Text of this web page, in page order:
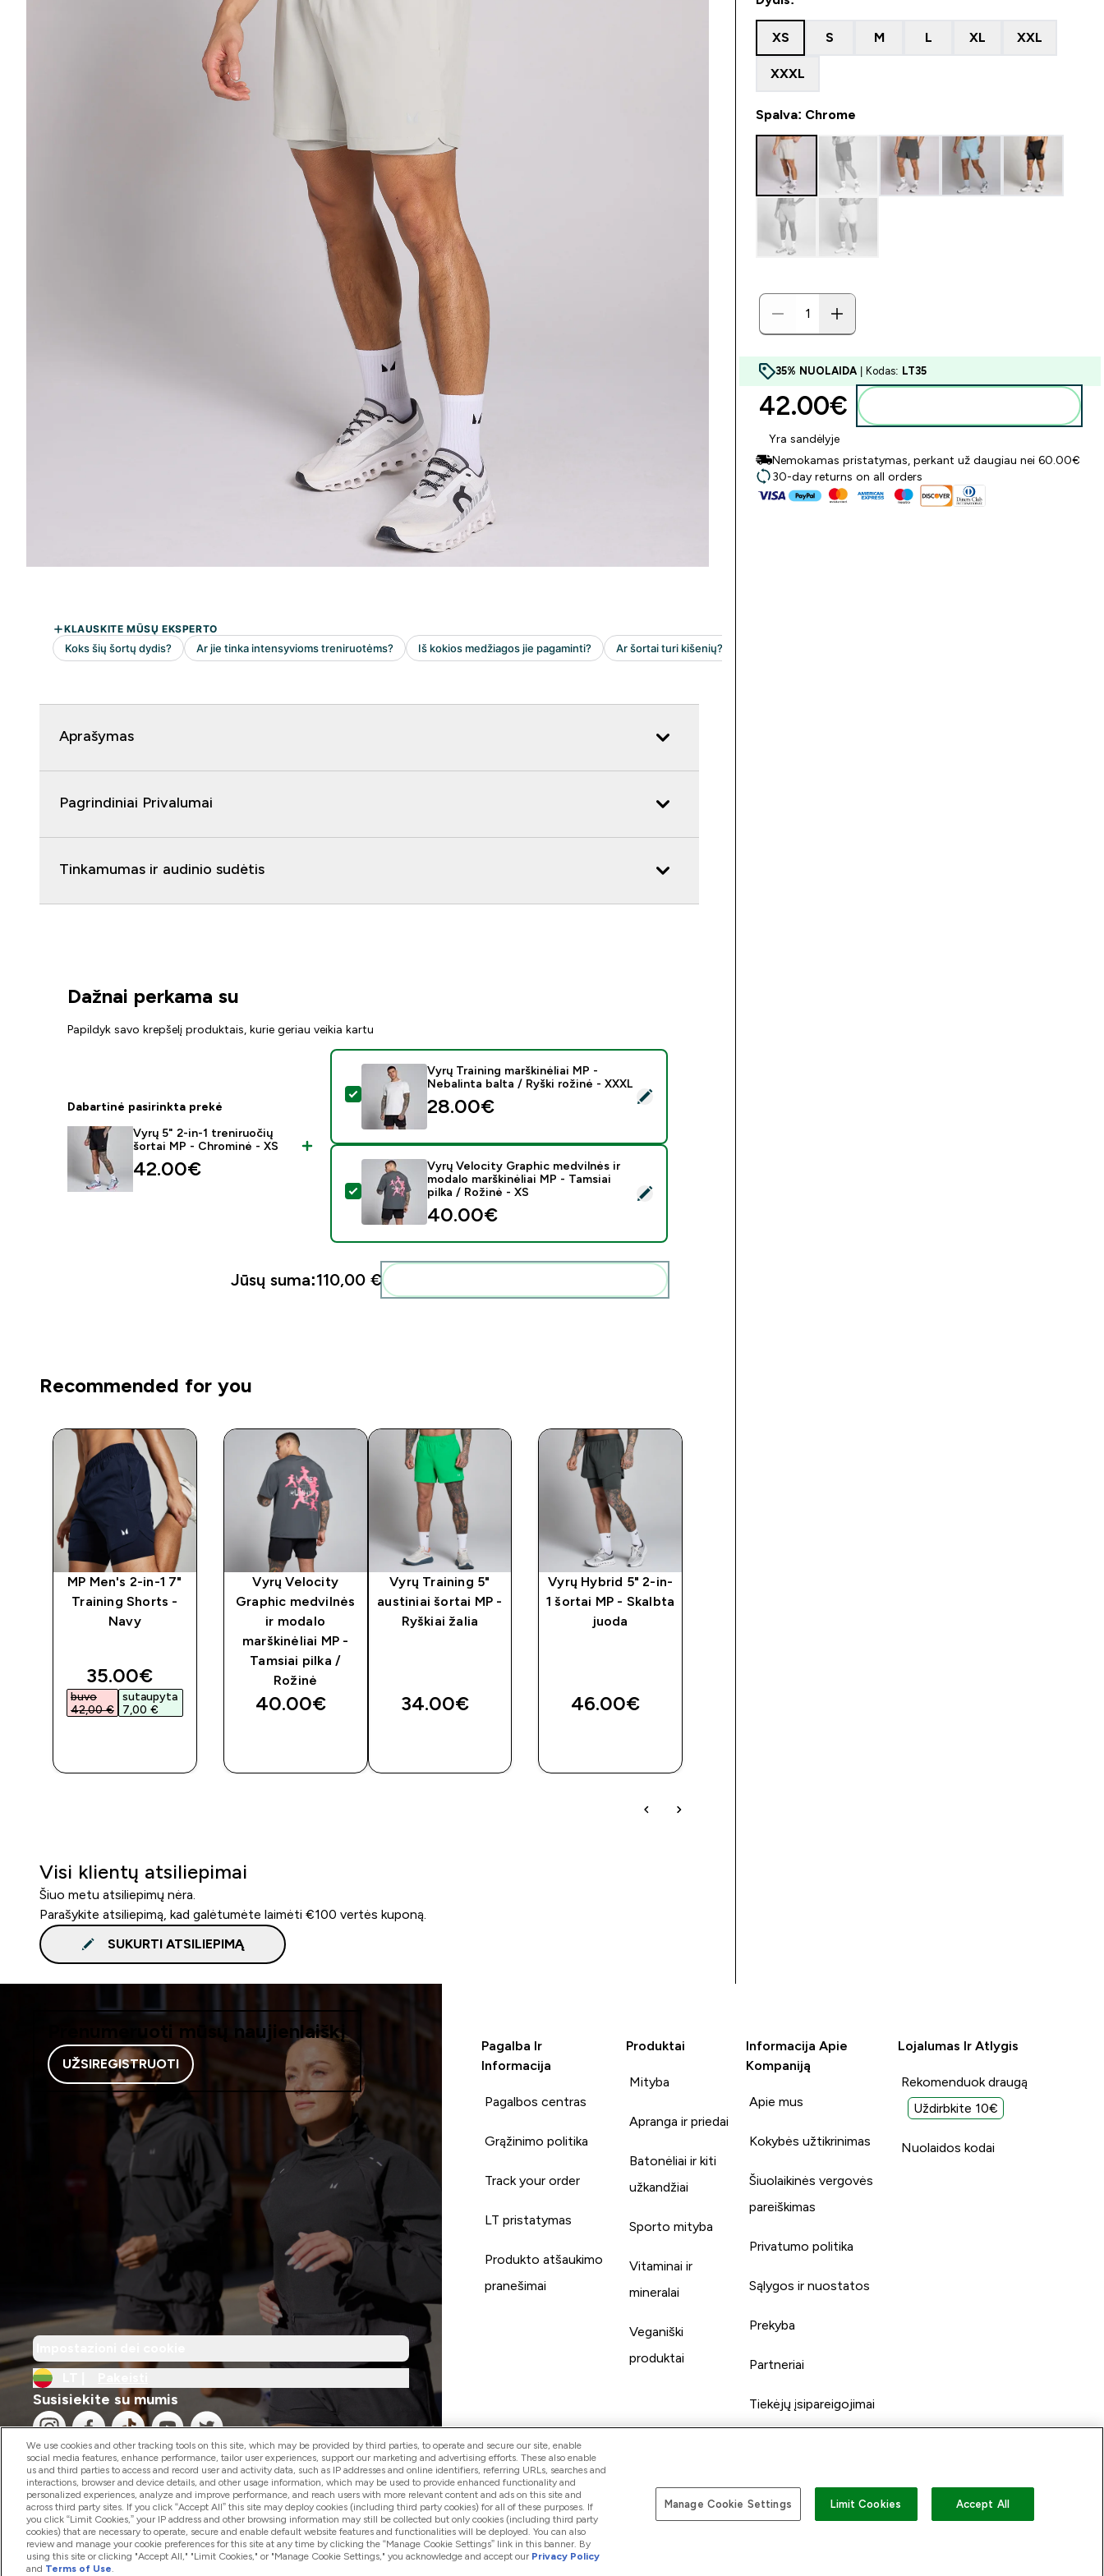
Aprašymas
Pagrindiniai Privalumai
Tinkamumas ir audinio sudėtis
Dažnai perkama su
Papildyk savo krepšelį produktais, kurie geriau veikia kartu
Dabartinė pasirinkta prekė
Vyrų 5" 2-in-1 treniruočių
šortai MP - Chrominė - XS
42.00€‎
Pasirinkti šį produktą - Vyrų Training marškinėliai MP - Nebalinta balta / Ryški rožinė - XXXL
Vyrų Training marškinėliai MP -
Nebalinta balta / Ryški rožinė - XXXL
28.00€‎
Pasirinkti šį produktą - Vyrų Velocity Graphic medvilnės ir modalo marškinėliai MP - Tamsiai pilka / Rožinė - XS
Vyrų Velocity Graphic medvilnės ir
modalo marškinėliai MP - Tamsiai
pilka / Rožinė - XS
40.00€‎
Jūsų suma:110,00 €‎
Recommended for you
MP Men's 2-in-1 7"
Training Shorts -
Navy
discounted price
35.00€‎
buvo
42,00 €‎
sutaupyta
7,00 €‎
Vyrų Velocity
Graphic medvilnės
ir modalo
marškinėliai MP -
Tamsiai pilka /
Rožinė
40.00€‎
Vyrų Training 5"
austiniai šortai MP -
Ryškiai žalia
34.00€‎
Vyrų Hybrid 5" 2-in-
1 šortai MP - Skalbta
juoda
46.00€‎
Visi klientų atsiliepimai
Šiuo metu atsiliepimų nėra.
Parašykite atsiliepimą, kad galėtumėte laimėti €100 vertės kuponą.
SUKURTI ATSILIEPIMĄ
XS S M L XL XXL
XXXL
Spalva: Chrome
35% NUOLAIDA | Kodas: LT35
42.00€‎
Yra sandėlyje
Nemokamas pristatymas, perkant už daugiau nei 60.00€
30-day returns on all orders
Prenumeruoti mūsų naujienlaiškį
UŽSIREGISTRUOTI
Susisiekite su mumis
Pagalba Ir
Informacija
Pagalbos centras
Grąžinimo politika
Track your order
LT pristatymas
Produkto atšaukimo
pranešimai
Produktai
Mityba
Apranga ir priedai
Batonėliai ir kiti
užkandžiai
Sporto mityba
Vitaminai ir
mineralai
Veganiški
produktai
Informacija Apie
Kompaniją
Apie mus
Kokybės užtikrinimas
Šiuolaikinės vergovės
pareiškimas
Privatumo politika
Sąlygos ir nuostatos
Prekyba
Partneriai
Tiekėjų įsipareigojimai
Lojalumas Ir Atlygis
Rekomenduok draugą
Uždirbkite 10€
Nuolaidos kodai
2026 The Hut.com Ltd Mokėkite su
We use cookies and other tracking tools on this site, which may be provided by third parties, to operate and secure our site, enable
social media features, enhance performance, tailor user experiences, support our marketing and advertising efforts. These also enable
us and third parties to access and record user and activity data, such as IP addresses and online identifiers, referring URLs, searches and
interactions, browser and device details, and other usage information, which may be used to provide enhanced functionality and
personalized experiences, analyze and improve performance, and reach users with more relevant content and ads on this site and
across third party sites. If you click “Accept All” this site may deploy cookies (including third party cookies) for all of these purposes. If
you click “Limit Cookies,” your IP address and other browsing information may still be collected but only cookies (including third party
cookies) that are necessary to operate, secure and enable default website features and functionalities will be deployed. You can also
review and manage your cookie preferences for this site at any time by clicking the “Manage Cookie Settings” link in this banner. By
using this site or clicking "Accept All," "Limit Cookies," or "Manage Cookie Settings," you acknowledge and accept our Privacy Policy
and Terms of Use.
Manage Cookie Settings Limit Cookies Accept All